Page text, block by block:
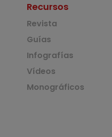
Recursos
Revista
Guías
Infografías
Vídeos
Monográficos